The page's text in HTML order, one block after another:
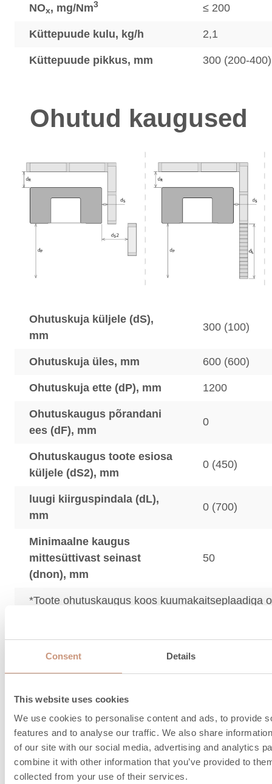
Consent Details
This website uses cookies
We use cookies to personalise content and ads, to provide
features and to analyse our traffic. We also share
of our site with our social media, advertising and analytics
combine it with other information that you’ve provided to
collected from your use of their services.
NOx, mg/Nm3 ≤ 200
Küttepuude kulu, kg/h 2,1
Küttepuude pikkus, mm 300 (200-400)
Ohutud kaugused
Ohutuskuja küljele (dS),
mm
300 (100)
Ohutuskuja üles, mm 600 (600)
Ohutuskuja ette (dP), mm 1200
Ohutuskaugus põrandani
ees (dF), mm
0
Ohutuskaugus toote esiosa
küljele (dS2), mm
0 (450)
luugi kiirguspindala (dL),
mm
0 (700)
Minimaalne kaugus
mittesüttivast seinast
(dnon), mm
50
*Toote ohutuskaugus koos kuumakaitseplaadiga
Lõõriliitmike ja
põlemisõhu
Soovitatav lõõri suurus, ø
mm
180…210